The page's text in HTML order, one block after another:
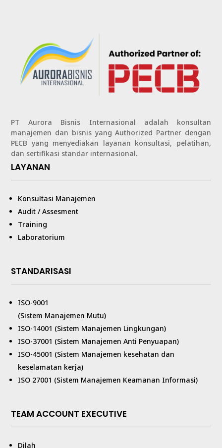
PT Aurora Bisnis Internasional adalah konsultan
manajemen dan bisnis yang Authorized Partner dengan
PECB yang menyediakan layanan konsultasi, pelatihan,
dan sertifikasi standar internasional.
LAYANAN
Konsultasi Manajemen
Audit / Assesment
Training
Laboratorium
STANDARISASI
ISO-9001
(Sistem Manajemen Mutu)
ISO-14001 (Sistem Manajemen Lingkungan)
ISO-37001 (Sistem Manajemen Anti Penyuapan)
ISO-45001 (Sistem Manajemen kesehatan dan
keselamatan kerja)
ISO 27001 (Sistem Manajemen Keamanan Informasi)
TEAM ACCOUNT EXECUTIVE
Dilah